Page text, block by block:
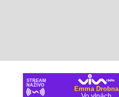
STREAM
NAŽIVO
Emma Drobna